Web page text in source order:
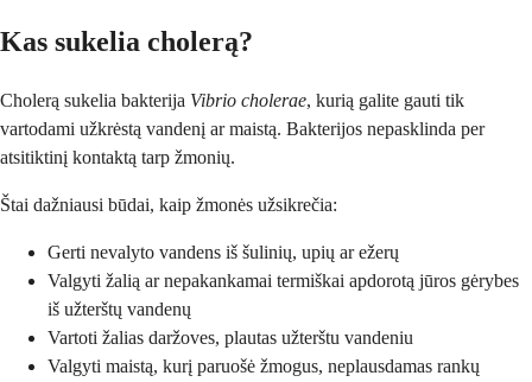
Kas sukelia cholerą?
Cholerą sukelia bakterija Vibrio cholerae, kurią galite gauti tik
vartodami užkrėstą vandenį ar maistą. Bakterijos nepasklinda per
atsitiktinį kontaktą tarp žmonių.
Štai dažniausi būdai, kaip žmonės užsikrečia:
Gerti nevalyto vandens iš šulinių, upių ar ežerų
Valgyti žalią ar nepakankamai termiškai apdorotą jūros gėrybes
iš užterštų vandenų
Vartoti žalias daržoves, plautas užterštu vandeniu
Valgyti maistą, kurį paruošė žmogus, neplausdamas rankų